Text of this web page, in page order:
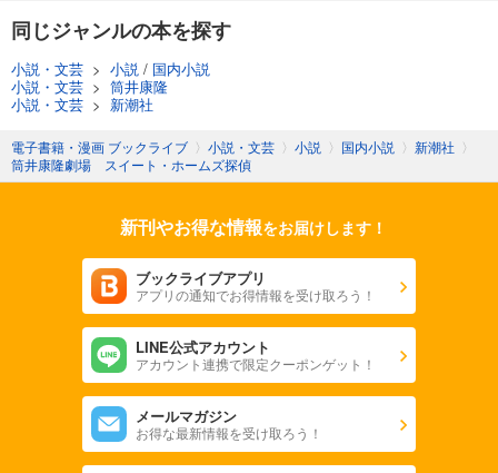
同じジャンルの本を探す
小説・文芸 > 小説 / 国内小説
小説・文芸 > 筒井康隆
小説・文芸 > 新潮社
電子書籍・漫画 ブックライブ 〉 小説・文芸 〉 小説 〉 国内小説 〉 新潮社 〉
筒井康隆劇場 スイート・ホームズ探偵
新刊やお得な情報をお届けします！
ブックライブアプリ
アプリの通知でお得情報を受け取ろう！
LINE公式アカウント
アカウント連携で限定クーポンゲット！
メールマガジン
お得な最新情報を受け取ろう！